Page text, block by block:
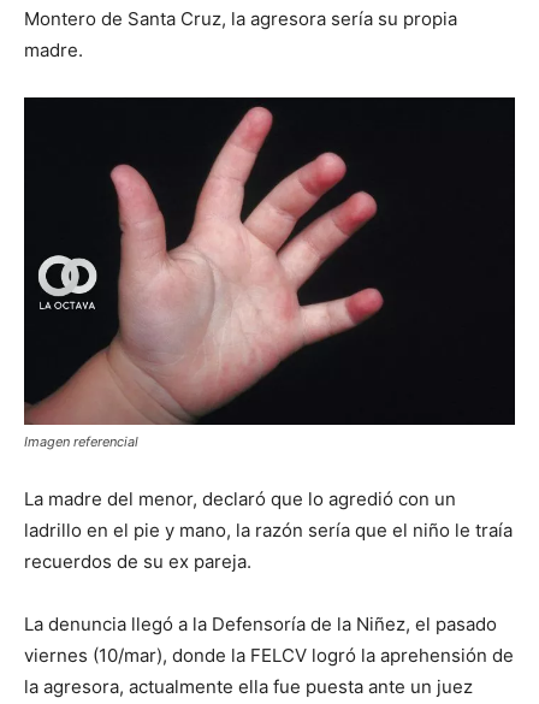
Montero de Santa Cruz, la agresora sería su propia
madre.
Imagen referencial
La madre del menor, declaró que lo agredió con un
ladrillo en el pie y mano, la razón sería que el niño le traía
recuerdos de su ex pareja.
La denuncia llegó a la Defensoría de la Niñez, el pasado
viernes (10/mar), donde la FELCV logró la aprehensión de
la agresora, actualmente ella fue puesta ante un juez